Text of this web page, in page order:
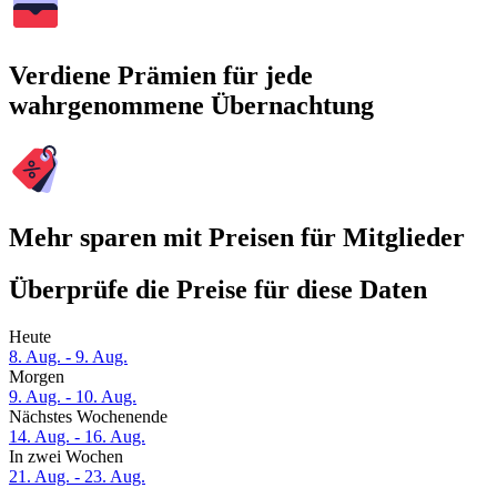
Verdiene Prämien für jede
wahrgenommene Übernachtung
Mehr sparen mit Preisen für Mitglieder
Überprüfe die Preise für diese Daten
Heute
8. Aug. - 9. Aug.
Morgen
9. Aug. - 10. Aug.
Nächstes Wochenende
14. Aug. - 16. Aug.
In zwei Wochen
21. Aug. - 23. Aug.